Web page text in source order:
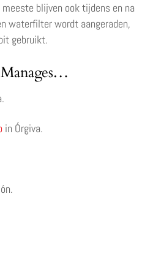
blijven ook tijdens en na
waterfilter wordt aangeraden,
gebruikt.
in Órgiva.